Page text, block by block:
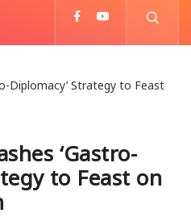
‘Gastro-
to Feast on